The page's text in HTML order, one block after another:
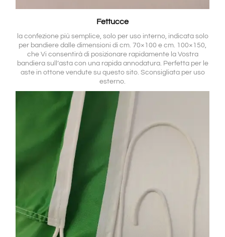
Fettucce
la confezione più semplice, solo per uso interno, indicata solo
per bandiere dalle dimensioni di cm. 70×100 e cm. 100×150,
che Vi consentirà di posizionare rapidamente la Vostra
bandiera sull’asta con una rapida annodatura. Perfetta per le
aste in ottone vendute su questo sito. Sconsigliata per uso
esterno.